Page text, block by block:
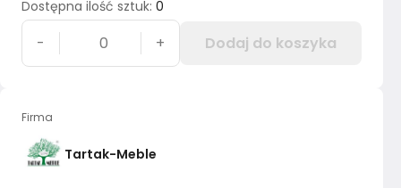
Dostępna ilość sztuk: 0
- + Dodaj do koszyka
Firma
Tartak-Meble